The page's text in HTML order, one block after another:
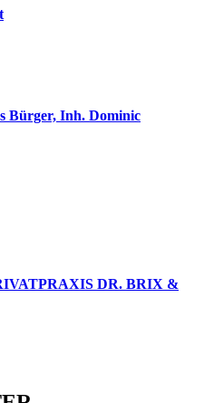
Bürger, Inh. Dominic
DR. BRIX &